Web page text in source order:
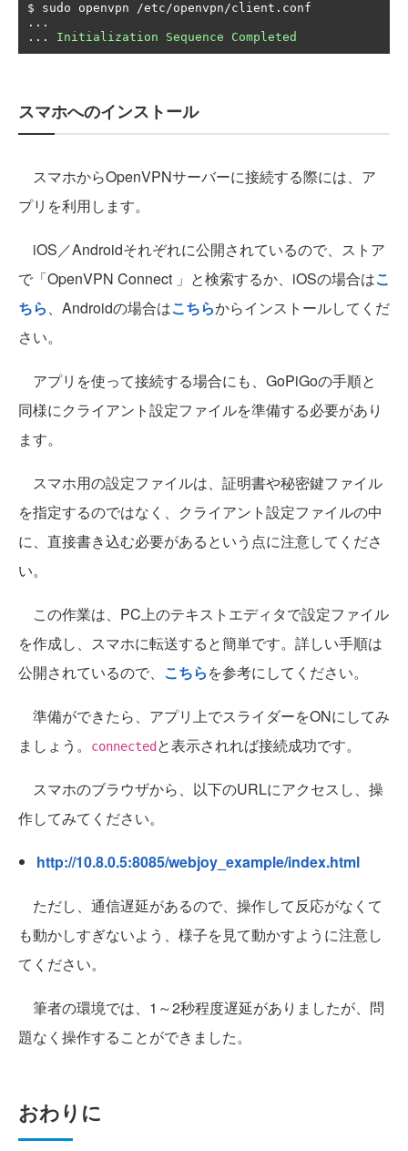
$ sudo openvpn /etc/openvpn/client .
...
...
Initialization Sequence Completed
スマホへのインストール
スマホからOpenVPNサーバーに接続する際には、ア
プリを利用します。
iOS／Androidそれぞれに公開されているので、ストア
で「OpenVPN Connect 」と検索するか、iOSの場合はこ
ちら、Androidの場合はこちらからインストールしてくだ
さい。
アプリを使って接続する場合にも、GoPiGoの手順と
同様にクライアント設定ファイルを準備する必要があり
ます。
スマホ用の設定ファイルは、証明書や秘密鍵ファイル
を指定するのではなく、クライアント設定ファイルの中
に、直接書き込む必要があるという点に注意してくださ
い。
この作業は、PC上のテキストエディタで設定ファイル
を作成し、スマホに転送すると簡単です。詳しい手順は
公開されているので、 こちらを参考にしてください。
準備ができたら、アプリ上でスライダーをONにしてみ
ましょう。
connected と表示されれば接続成功です。
スマホのブラウザから、以下のURLにアクセスし、操
作してみてください。
http://10.8.0.5:8085/webjoy_example/index.html
ただし、通信遅延があるので、操作して反応がなくて
も動かしすぎないよう、様子を見て動かすように注意し
てください。
筆者の環境では、1～2秒程度遅延がありましたが、問
題なく操作することができました。
おわりに